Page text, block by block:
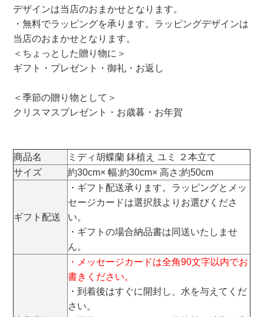
デザインは当店のおまかせとなります。
・無料でラッピングを承ります。ラッピングデザインは
当店のおまかせとなります。
＜ちょっとした贈り物に＞
ギフト・プレゼント・御礼・お返し
＜季節の贈り物として＞
クリスマスプレゼント・お歳暮・お年賀
商品名
ミディ胡蝶蘭 鉢植え ユミ ２本立て
サイズ
約30cm× 幅:約30cm× 高さ:約50cm
ギフト配送
・ギフト配送承ります。ラッピングとメッ
セージカードは選択肢よりお選びくださ
い。
・ギフトの場合納品書は同送いたしませ
ん。
・メッセージカードは全角90文字以内でお
書きください。
・到着後はすぐに開封し、水を与えてくだ
さい。